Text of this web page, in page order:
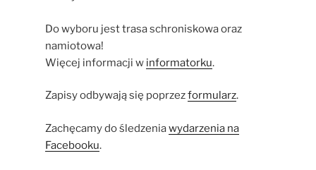
Do wyboru jest trasa schroniskowa oraz
namiotowa!
Więcej informacji w informatorku.
Zapisy odbywają się poprzezformularz.
Zachęcamy do śledzeniawydarzenia na
Facebooku.